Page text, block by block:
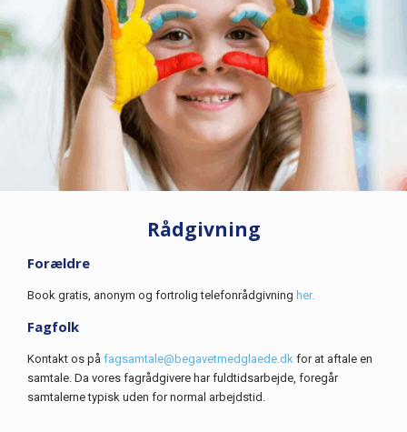
Rådgivning
Forældre
Book gratis, anonym og fortrolig telefonrådgivning her.
Fagfolk
Kontakt os på fagsamtale@begavetmedglaede.dk for at aftale en
samtale. Da vores fagrådgivere har fuldtidsarbejde, foregår
samtalerne typisk uden for normal arbejdstid.